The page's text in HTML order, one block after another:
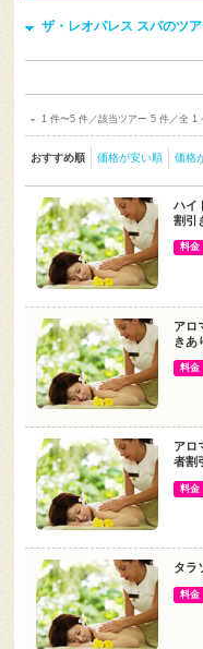
ザ・レオパレス スパのツ
1 件〜5 件／該当ツアー 5 件／全 1
おすすめ順 価格が安い順 価格
ハイ
割引
料金
アロ
きあ
料金
アロ
者割
料金
タラ
料金